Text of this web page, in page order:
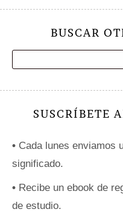
BUSCAR
SUSCRÍBETE
• Cada lunes enviamos
significado.
• Recibe un ebook de
de estudio.